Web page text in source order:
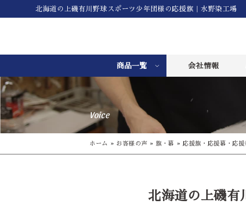
北海道の上磯有川野球スポーツ少年団様の応援旗｜水野染工場
商品一覧 会社情報
Voice
ホーム » お客様の声 » 旗・幕 »応援旗・応援幕・応
北海道の上磯有